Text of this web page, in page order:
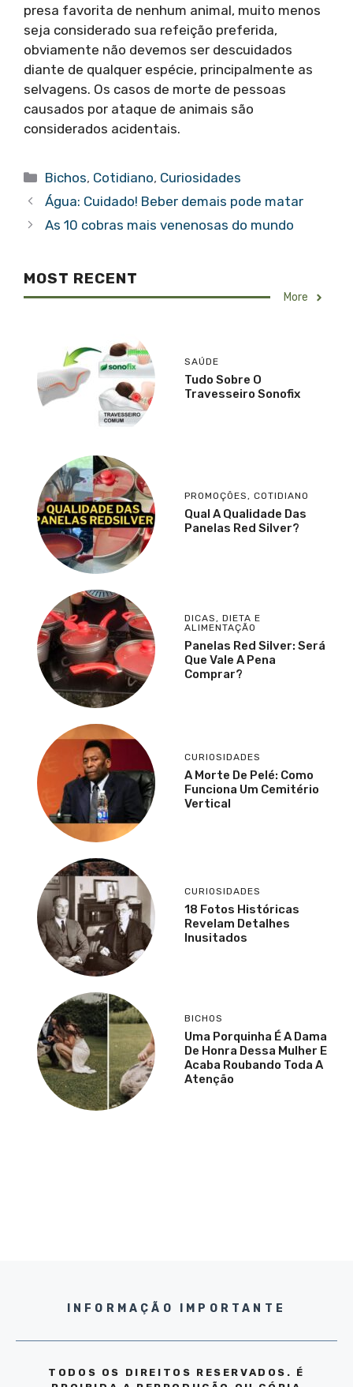
presa favorita de nenhum animal, muito menos
seja considerado sua refeição preferida,
obviamente não devemos ser descuidados
diante de qualquer espécie, principalmente as
selvagens. Os casos de morte de pessoas
causados por ataque de animais são
considerados acidentais.
Categorias
Bichos, Cotidiano, Curiosidades
Água: Cuidado! Beber demais pode matar
As 10 cobras mais venenosas do mundo
MOST RECENT
More
SAÚDE
Tudo Sobre O
Travesseiro Sonofix
PROMOÇÕES, COTIDIANO
Qual A Qualidade Das
Panelas Red Silver?
DICAS, DIETA E
ALIMENTAÇÃO
Panelas Red Silver: Será
Que Vale A Pena
Comprar?
CURIOSIDADES
A Morte De Pelé: Como
Funciona Um Cemitério
Vertical
CURIOSIDADES
18 Fotos Históricas
Revelam Detalhes
Inusitados
BICHOS
Uma Porquinha É A Dama
De Honra Dessa Mulher E
Acaba Roubando Toda A
Atenção
INFORMAÇÃO IMPORTANTE
TODOS OS DIREITOS RESERVADOS. É